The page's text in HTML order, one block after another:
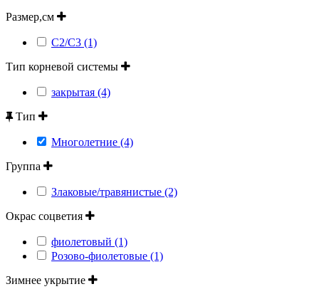
Размер,см
С2/С3 (1)
Тип корневой системы
закрытая (4)
Тип
Многолетние (4)
Группа
Злаковые/травянистые (2)
Окрас соцветия
фиолетовый (1)
Розово-фиолетовые (1)
Зимнее укрытие